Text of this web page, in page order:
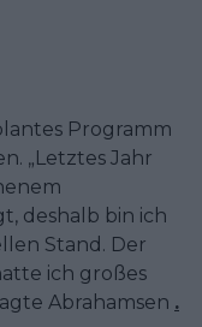
Programm
„Letztes Jahr
deshalb bin ich
Stand. Der
ich großes
Abrahamsen .